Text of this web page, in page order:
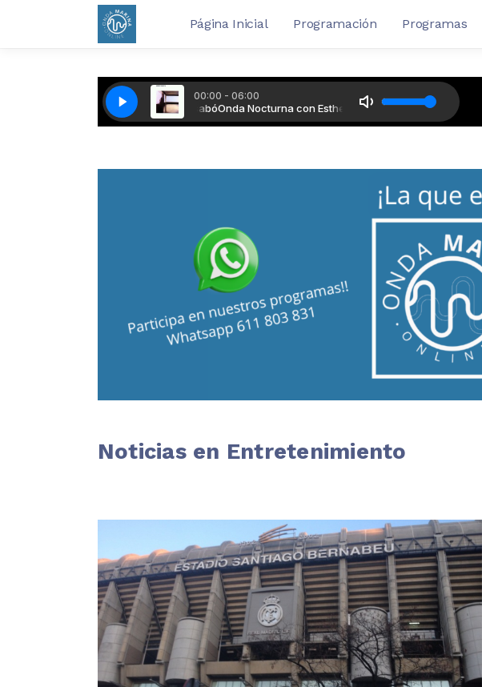
Página Inicial Programación Programas
Noticias en Entretenimiento